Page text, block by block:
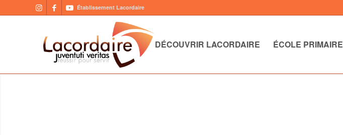
Établissement Lacordaire
DÉCOUVRIR LACORDAIRE ÉCOLE PRIMAIRE